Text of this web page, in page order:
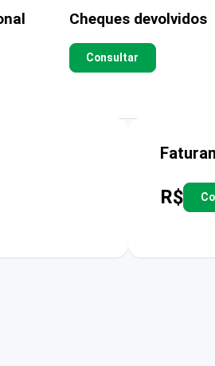
Cheques devolvidos
Consultar
R$